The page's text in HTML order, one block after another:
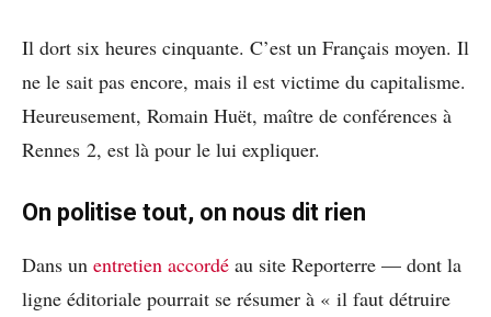
Il dort six heures cinquante. C’est un Français moyen. Il
ne le sait pas encore, mais il est victime du capitalisme.
Heureusement, Romain Huët, maître de conférences à
Rennes 2, est là pour le lui expliquer.
On politise tout, on nous dit rien
Dans un entretien accordé au site Reporterre — dont la
ligne éditoriale pourrait se résumer à « il faut détruire